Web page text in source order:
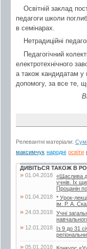
Освітній заклад
педагоги школи
в семінарах.
Нетрадиційні
Педагогічний
електротехнічного
а також кандидатам у
допомогу, за все те,
Релевантні матеріали:
максимчук народні освіти
ДИВІТЬСЯ ТАКОЖ В
» 01.04.2018 «Щаслива
учнів. Їх
Процанін
» 01.04.2018 * Урок-
ім. Р. А.
» 24.03.2018 Учні
» 12.01.2018
Із 9 до 31
» 05.01.2018